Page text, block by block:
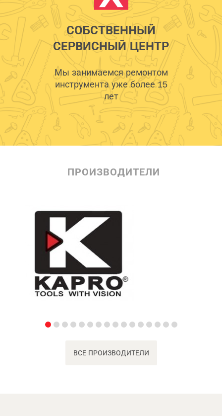
СОБСТВЕННЫЙ
СЕРВИСНЫЙ ЦЕНТР
Мы занимаемся ремонтом
инструмента уже более 15
лет
ПРОИЗВОДИТЕЛИ
ВСЕ ПРОИЗВОДИТЕЛИ